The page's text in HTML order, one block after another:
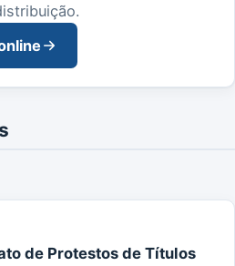
de Protestos de Títulos